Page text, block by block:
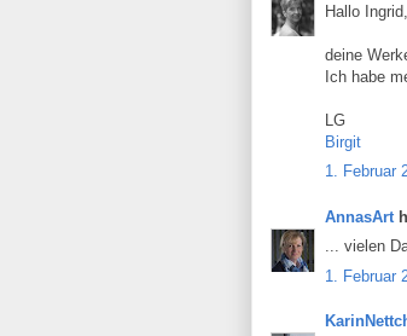
Hallo Ingrid,
deine
Ich habe
LG
Birgit
1. Februar
AnnasArt
... vielen
1. Februar